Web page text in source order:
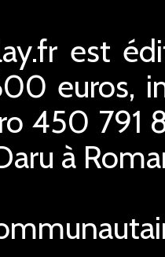
est
euros,
450 791
à